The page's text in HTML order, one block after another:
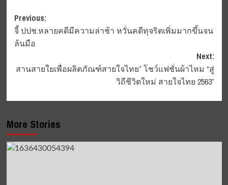
Post
navigation
Previous:
จี้ ปปช.หลายคดีมีความล่าช้า หวั่นคดีทุจริตเพิ่มมากขึ้นจน
ล้นมือ
Next:
สานสายใยเพื่อผลิตภัณฑ์สายใจไทย” โชว์แฟชั่นผ้าไหม “สู่
วิถีชีวิตใหม่ สายใจไทย 2563”
More Stories